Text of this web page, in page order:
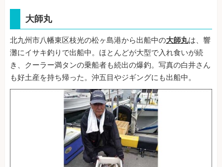
大師丸
北九州市八幡東区枝光の松ヶ島港から出船中の大師丸は、響
灘にイサキ釣りで出船中。ほとんどが大型で入れ食いが続
き、クーラー満タンの乗船者も続出の爆釣。写真の白井さん
も好土産を持ち帰った。沖五目やジギングにも出船中。